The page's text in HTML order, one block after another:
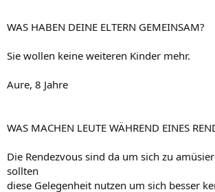
WAS HABEN DEINE ELTERN GEMEINSAM?
Sie wollen keine weiteren Kinder mehr.
Aure, 8 Jahre
WAS MACHEN LEUTE WÄHREND EINES
Die Rendezvous sind da um sich zu
sollten
diese Gelegenheit nutzen um sich besser